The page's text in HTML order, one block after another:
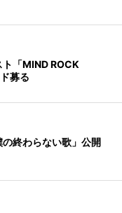
「MIND ROCK
募る
の終わらない歌」公開